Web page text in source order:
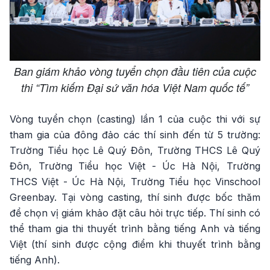
Ban giám khảo vòng tuyển chọn đầu tiên của cuộc
thi “Tìm kiếm Đại sứ văn hóa Việt Nam quốc tế”
Vòng tuyển chọn (casting) lần 1 của cuộc thi với sự
tham gia của đông đảo các thí sinh đến từ 5 trường:
Trường Tiểu học Lê Quý Đôn, Trường THCS Lê Quý
Đôn, Trường Tiểu học Việt - Úc Hà Nội, Trường
THCS Việt - Úc Hà Nội, Trường Tiểu học Vinschool
Greenbay. Tại vòng casting, thí sinh được bốc thăm
để chọn vị giám khảo đặt câu hỏi trực tiếp. Thí sinh có
thể tham gia thi thuyết trình bằng tiếng Anh và tiếng
Việt (thí sinh được cộng điểm khi thuyết trình bằng
tiếng Anh).